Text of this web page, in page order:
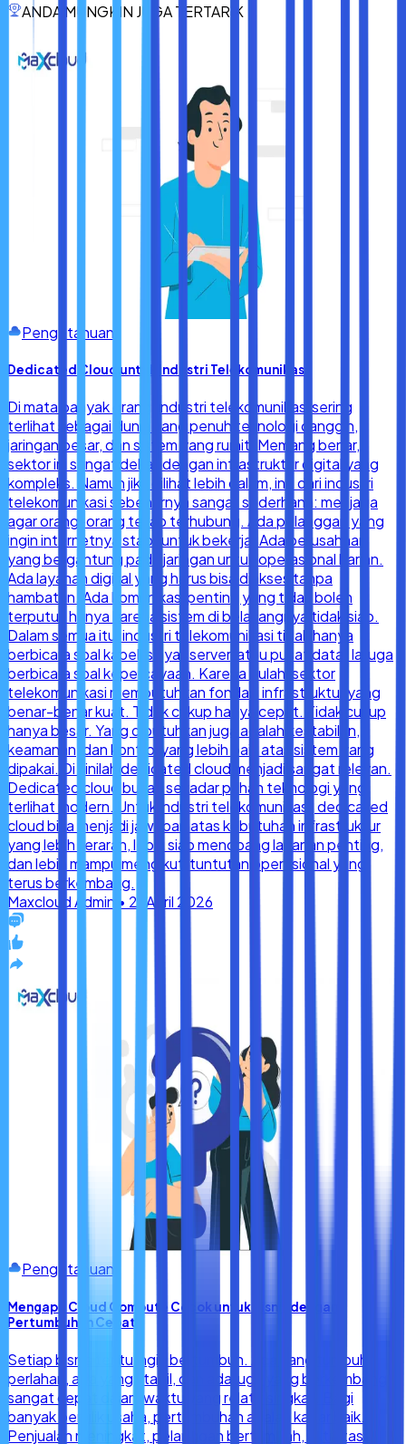
bergantung pada pusat data.
kompatibel dengan kecepatan jaringan terbaru.
Tidak membaca SLA dengan cermat.
ANDA MUNGKIN JUGA TERTARIK
Pengetahuan
Pengetahuan